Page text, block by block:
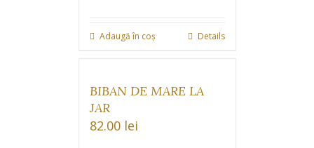
Adaugă în coș Details
BIBAN DE MARE LA
JAR
82.00 lei